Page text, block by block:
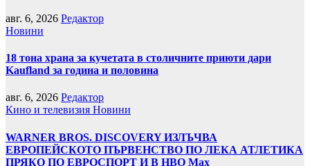
авг. 6, 2026 Редактор
Новини
18 тона храна за кучетата в столичните приюти дари
Kaufland за година и половина
авг. 6, 2026 Редактор
Кино и телевизия Новини
WARNER BROS. DISCOVERY ИЗЛЪЧВА
ЕВРОПЕЙСКОТО ПЪРВЕНСТВО ПО ЛЕКА АТЛЕТИКА
ПРЯКО ПО ЕВРОСПОРТ И В НВО Мах